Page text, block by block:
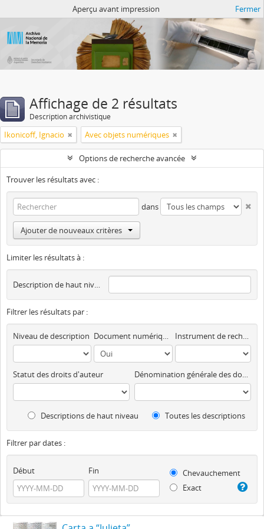
Aperçu avant impression Fermer
Affichage de 2 résultats
Description archivistique
Ikonicoff, Ignacio Avec objets numériques
Options de recherche avancée
Trouver les résultats avec :
dans
Ajouter de nouveaux critères
Limiter les résultats à :
Description de haut niveau
Filtrer les résultats par :
Niveau de description Document numérique disponible Instrument de recherche
Statut des droits d'auteur Dénomination générale des documents
Descriptions de haut niveau Toutes les descriptions
Filtrer par dates :
Début Fin
Chevauchement
Exact